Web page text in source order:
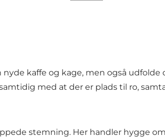
kaffe og kage, men også
med at der er plads til ro,
stemning. Her handler hygge